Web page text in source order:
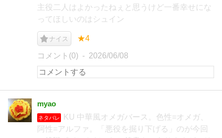
主役二人はよかったねぇと思うけど一番幸せにな
ってほしいのはシュイン
ナイス ★4
コメント(0) 2026/06/08
myao
ネタバレ
KU 中華風オメガバース。色性=オメガ、
阿性=アルファ。「悪役を掘り下げる」のが今回